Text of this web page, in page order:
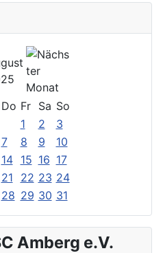
Do Fr Sa So
1
2
3
7 8 9
10
14 15 16 17
21 22 23 24
28 29 30 31
Amberg e.V.